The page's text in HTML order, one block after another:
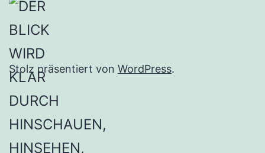
Stolz präsentiert von WordPress.